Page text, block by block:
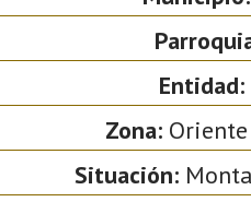
Entidad:
Zona:
Situación: